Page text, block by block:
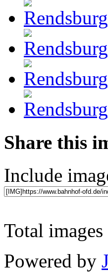
Share this
Include
Total
Powered by